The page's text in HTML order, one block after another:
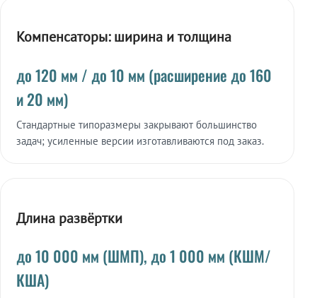
Компенсаторы: ширина и толщина
до 120 мм / до 10 мм (расширение до 160
и 20 мм)
Стандартные типоразмеры закрывают большинство
задач; усиленные версии изготавливаются под заказ.
Длина развёртки
до 10 000 мм (ШМП), до 1 000 мм (КШМ/
КША)